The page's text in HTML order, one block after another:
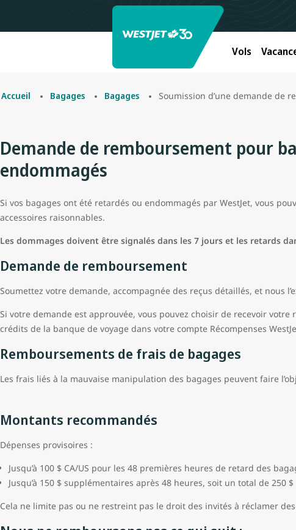
Vols
Accueil Bagages Bagages Soumission d’une demande de
Demande de remboursement pour
endommagés
Si vos bagages ont été retardés ou endommagés par WestJet, vous
accessoires raisonnables.
Les dommages doivent être signalés dans les 7 jours et les retards
Demande de remboursement
Soumettez votre demande, accompagnée des reçus détaillés, et nous
Si votre demande est approuvée, vous pouvez choisir de recevoir
crédits de la banque de voyage dans votre compte Récompenses
Remboursements de frais de bagages
Les frais liés à la mauvaise manipulation des bagages peuvent faire
Montants recommandés
Dépenses provisoires :
Jusqu’à 100 $ CA/US pour les 48 premières heures de retard des
Jusqu’à 150 $ supplémentaires après 48 heures, soit un total de 250 $
Cela ne limite pas ou ne restreint pas le droit des invités à réclamer